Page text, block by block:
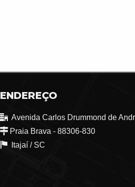
ENDEREÇO
Avenida Carlos Drummond de
Praia Brava - 88306-830
Itajaí / SC